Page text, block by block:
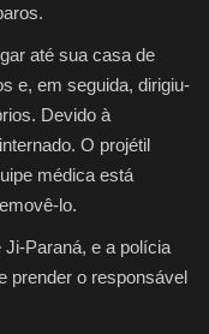
até sua casa de
e, em seguida, dirigiu-
Devido à
O projétil
médica está
lo.
Paraná, e a polícia
prender o responsável